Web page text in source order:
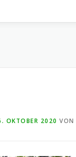
OKTOBER 2020 VON